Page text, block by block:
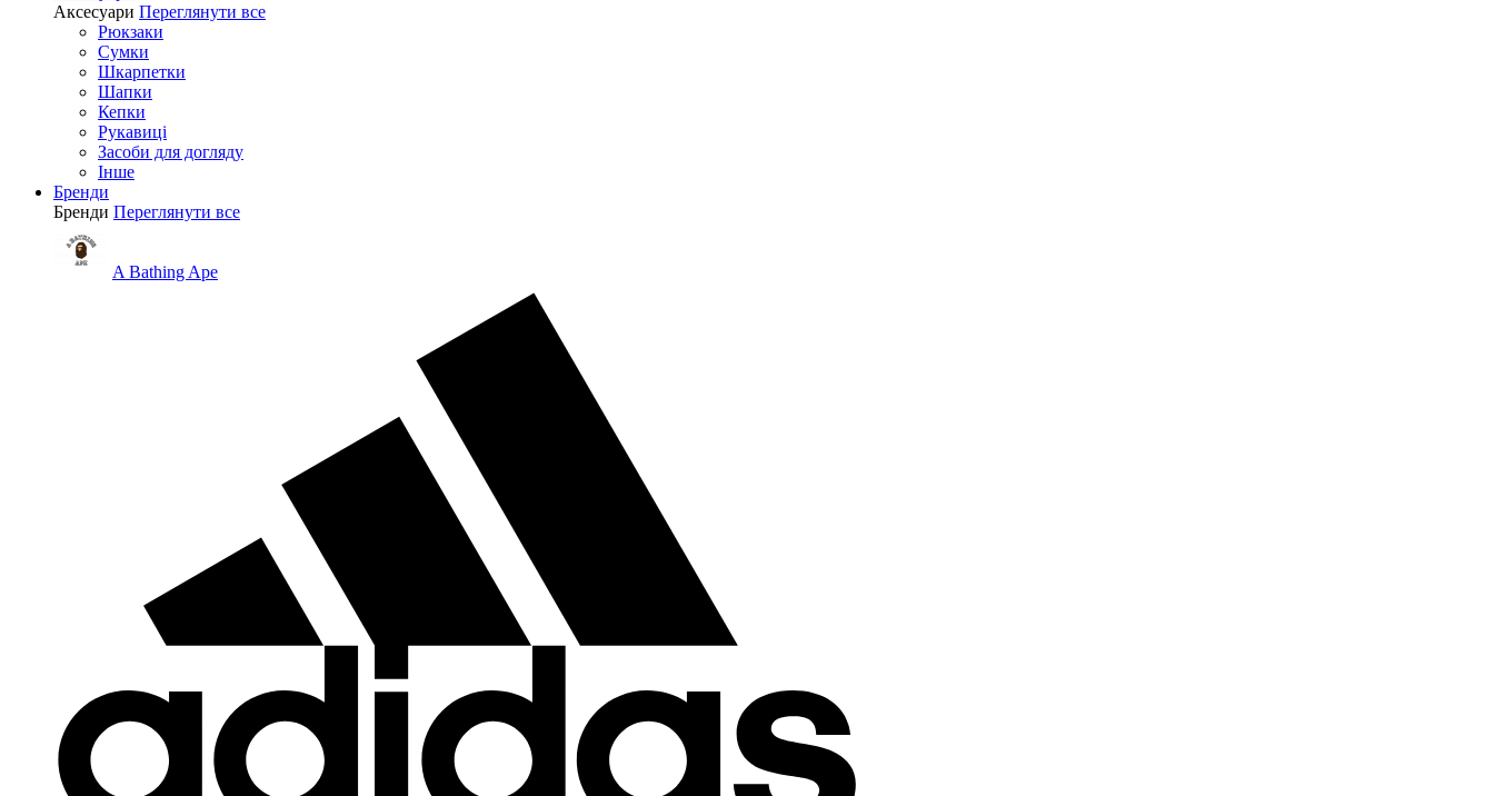
Аксесуари Переглянути все
Рюкзаки
Сумки
Шкарпетки
Шапки
Кепки
Рукавиці
Засоби для догляду
Інше
Бренди
Бренди Переглянути все
A Bathing Ape